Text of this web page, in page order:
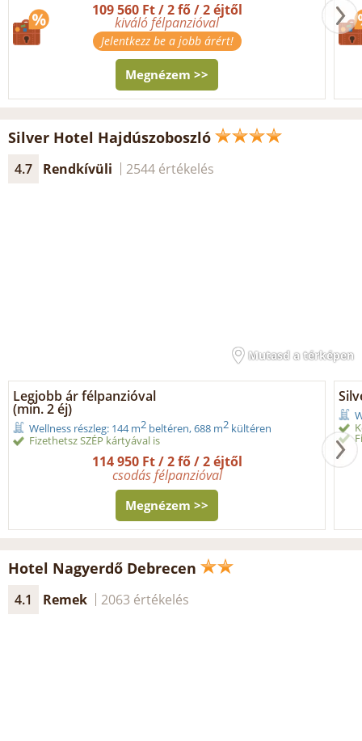
109 560 Ft / 2 fő / 2 éjtől
kiváló félpanzióval
Jelentkezz be a jobb árért!
Megnézem >>
Silver Hotel Hajdúszoboszló
4.7 Rendkívüli 2544 értékelés
Mutasd a térképen
Legjobb ár félpanzióval
(min. 2 éj)
Wellness részleg: 144 m2 beltéren, 688 m2 kültéren
Fizethetsz SZÉP kártyával is
114 950 Ft / 2 fő / 2 éjtől
csodás félpanzióval
Megnézem >>
Hotel Nagyerdő Debrecen
4.1 Remek 2063 értékelés